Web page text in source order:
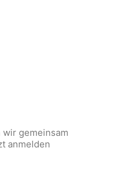
wir gemeinsam
anmelden